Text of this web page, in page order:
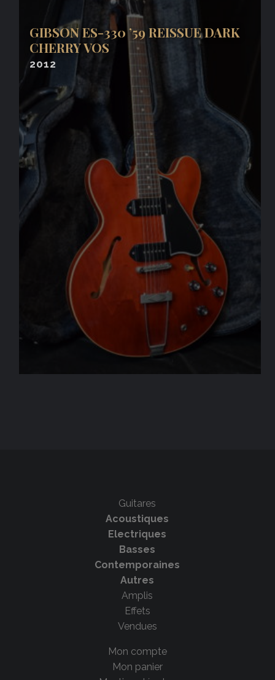
GIBSON ES-330 ’59 REISSUE DARK
CHERRY VOS
2012
Guitares
Acoustiques
Electriques
Basses
Contemporaines
Autres
Amplis
Effets
Vendues
Mon compte
Mon panier